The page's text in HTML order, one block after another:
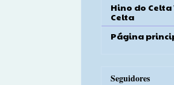
Hino do
Celta
Página
Seguidores